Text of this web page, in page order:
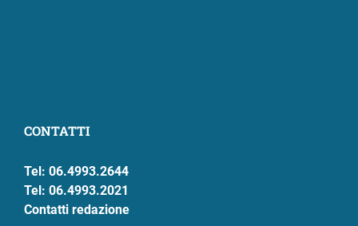
CONTATTI
Tel: 06.4993.2644
Tel: 06.4993.2021
Contatti redazione